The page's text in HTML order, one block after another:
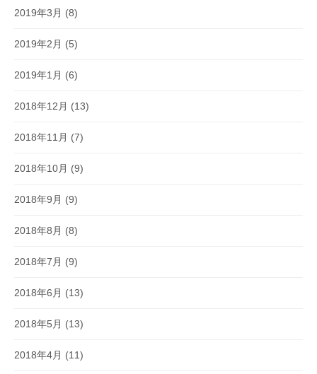
2019年3月 (8)
2019年2月 (5)
2019年1月 (6)
2018年12月 (13)
2018年11月 (7)
2018年10月 (9)
2018年9月 (9)
2018年8月 (8)
2018年7月 (9)
2018年6月 (13)
2018年5月 (13)
2018年4月 (11)